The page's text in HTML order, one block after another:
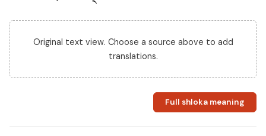
Original text view. Choose a source above to add
translations.
Full shloka meaning